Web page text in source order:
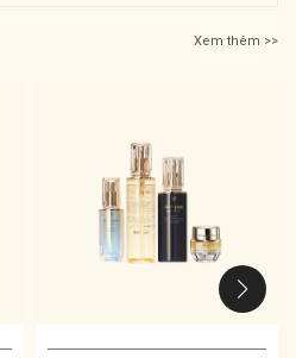
Xem thêm >>